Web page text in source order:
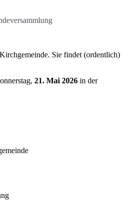
Sie findet (ordentlich)
21. Mai 2026 in der